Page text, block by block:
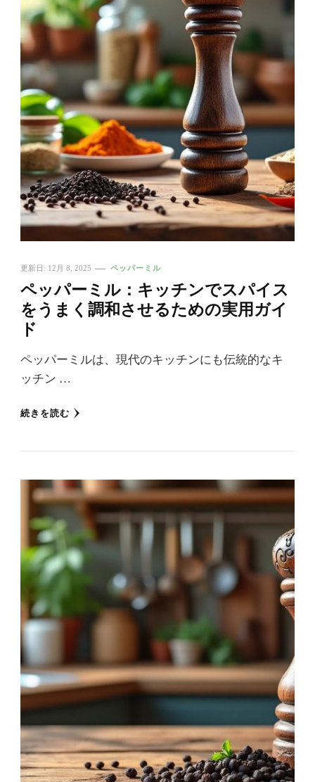
更新日: 12月 8, 2025 ペッパーミル
ペッパーミル：キッチンでスパイス
をうまく調和させるための実用ガイ
ド
ペッパーミルは、現代のキッチンにも伝統的なキ
ッチン …
続きを読む